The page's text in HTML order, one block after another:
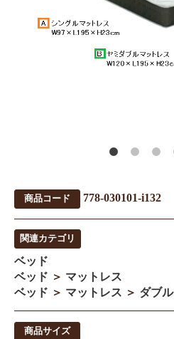
商品コード 778-030101-i132
関連カテゴリ
ベッド
ベッド ＞ マットレス
ベッド ＞ マットレス ＞ ダブル
商品サイズ